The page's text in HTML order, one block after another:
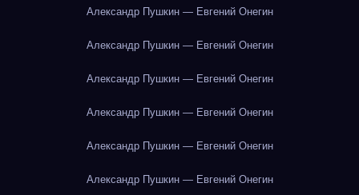
Александр Пушкин — Евгений Онегин
Александр Пушкин — Евгений Онегин
Александр Пушкин — Евгений Онегин
Александр Пушкин — Евгений Онегин
Александр Пушкин — Евгений Онегин
Александр Пушкин — Евгений Онегин